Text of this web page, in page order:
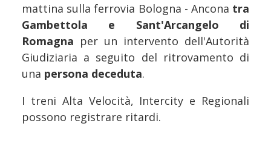
mattina sulla ferrovia Bologna - Ancona tra
Gambettola e Sant'Arcangelo di
Romagna per un intervento dell'Autorità
Giudiziaria a seguito del ritrovamento di
una persona deceduta.
I treni Alta Velocità, Intercity e Regionali
possono registrare ritardi.